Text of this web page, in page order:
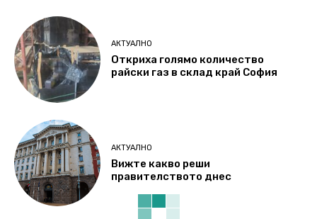
АКТУАЛНО
Откриха голямо количество
райски газ в склад край София
АКТУАЛНО
Вижте какво реши
правителството днес